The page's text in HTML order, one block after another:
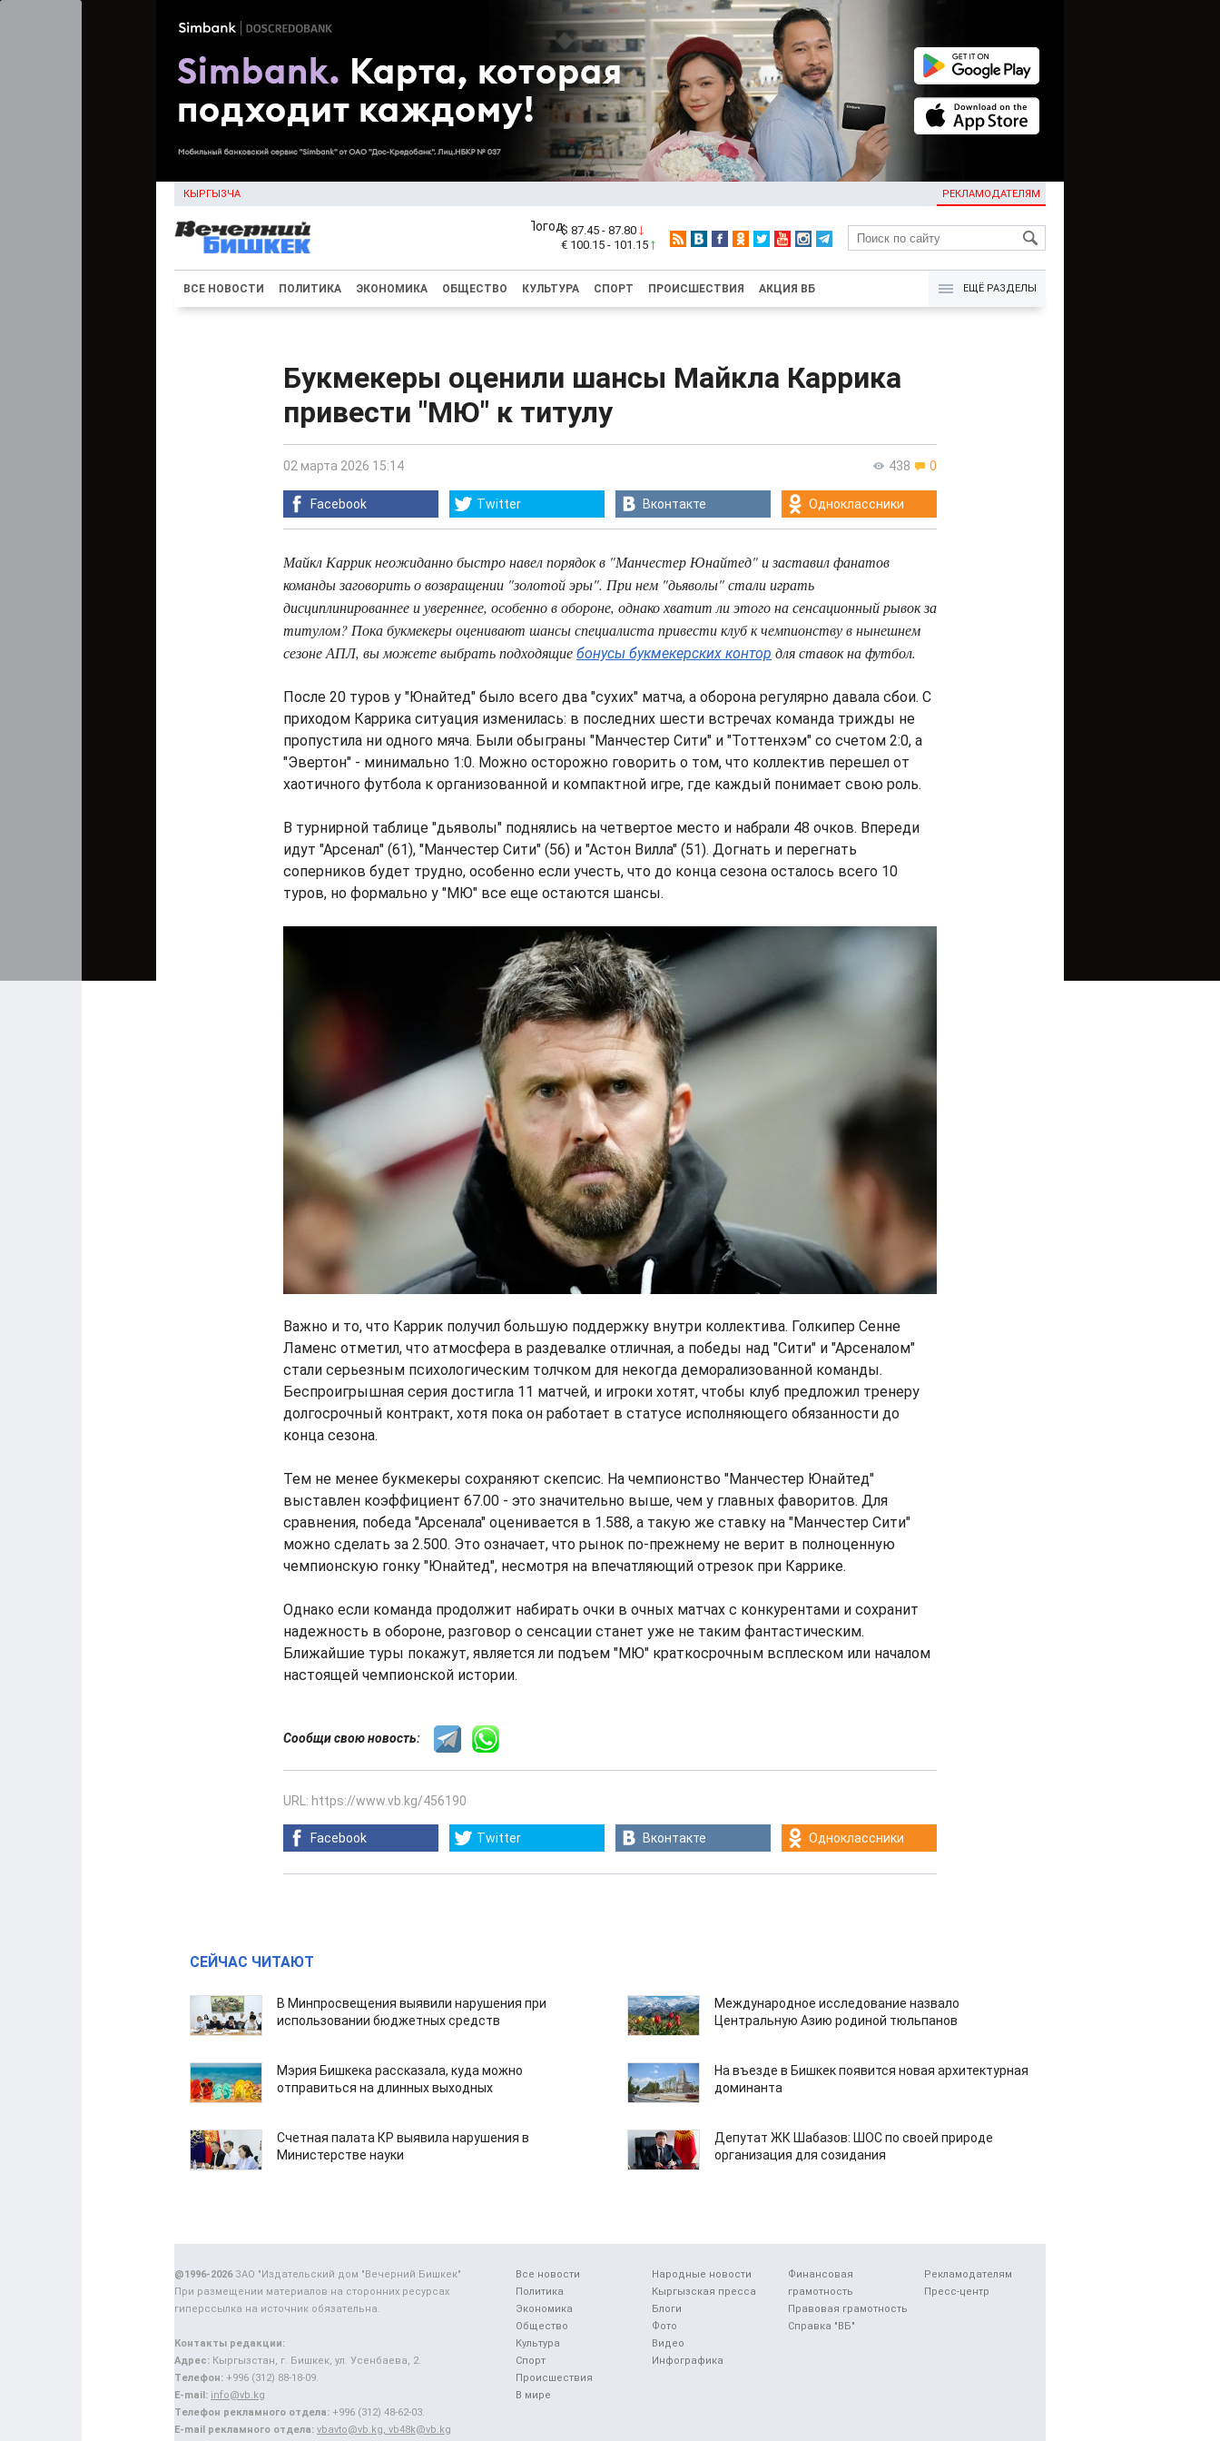
КЫРГЫЗЧА РЕКЛАМОДАТЕЛЯМ
KG
$ 87.45 - 87.80
€ 100.15 - 101.15
ВСЕ НОВОСТИ ПОЛИТИКА ЭКОНОМИКА ОБЩЕСТВО КУЛЬТУРА СПОРТ ПРОИСШЕСТВИЯ АКЦИЯ ВБ ЕЩЁ РАЗДЕЛЫ
Букмекеры оценили шансы Майкла Каррика
привести "МЮ" к титулу
438 0
02 марта 2026 15:14
Facebook Twitter Вконтакте Одноклассники
Майкл Каррик неожиданно быстро навел порядок в "Манчестер Юнайтед" и заставил фанатов
команды заговорить о возвращении "золотой эры". При нем "дьяволы" стали играть
дисциплинированнее и увереннее, особенно в обороне, однако хватит ли этого на сенсационный рывок за
титулом? Пока букмекеры оценивают шансы специалиста привести клуб к чемпионству в нынешнем
сезоне АПЛ, вы можете выбрать подходящие бонусы букмекерских контор для ставок на футбол.
После 20 туров у "Юнайтед" было всего два "сухих" матча, а оборона регулярно давала сбои. С
приходом Каррика ситуация изменилась: в последних шести встречах команда трижды не
пропустила ни одного мяча. Были обыграны "Манчестер Сити" и "Тоттенхэм" со счетом 2:0, а
"Эвертон" - минимально 1:0. Можно осторожно говорить о том, что коллектив перешел от
хаотичного футбола к организованной и компактной игре, где каждый понимает свою роль.
В турнирной таблице "дьяволы" поднялись на четвертое место и набрали 48 очков. Впереди
идут "Арсенал" (61), "Манчестер Сити" (56) и "Астон Вилла" (51). Догнать и перегнать
соперников будет трудно, особенно если учесть, что до конца сезона осталось всего 10
туров, но формально у "МЮ" все еще остаются шансы.
Важно и то, что Каррик получил большую поддержку внутри коллектива. Голкипер Сенне
Ламенс отметил, что атмосфера в раздевалке отличная, а победы над "Сити" и "Арсеналом"
стали серьезным психологическим толчком для некогда деморализованной команды.
Беспроигрышная серия достигла 11 матчей, и игроки хотят, чтобы клуб предложил тренеру
долгосрочный контракт, хотя пока он работает в статусе исполняющего обязанности до
конца сезона.
Тем не менее букмекеры сохраняют скепсис. На чемпионство "Манчестер Юнайтед"
выставлен коэффициент 67.00 - это значительно выше, чем у главных фаворитов. Для
сравнения, победа "Арсенала" оценивается в 1.588, а такую же ставку на "Манчестер Сити"
можно сделать за 2.500. Это означает, что рынок по-прежнему не верит в полноценную
чемпионскую гонку "Юнайтед", несмотря на впечатляющий отрезок при Каррике.
Однако если команда продолжит набирать очки в очных матчах с конкурентами и сохранит
надежность в обороне, разговор о сенсации станет уже не таким фантастическим.
Ближайшие туры покажут, является ли подъем "МЮ" краткосрочным всплеском или началом
настоящей чемпионской истории.
Сообщи свою новость:
URL: https://www.vb.kg/456190
Facebook Twitter Вконтакте Одноклассники
СЕЙЧАС ЧИТАЮТ
В Минпросвещения выявили нарушения при
использовании бюджетных средств
Международное исследование назвало
Центральную Азию родиной тюльпанов
Мэрия Бишкека рассказала, куда можно
отправиться на длинных выходных
На въезде в Бишкек появится новая архитектурная
доминанта
Счетная палата КР выявила нарушения в
Министерстве науки
Депутат ЖК Шабазов: ШОС по своей природе
организация для созидания
Все новости
Политика
Экономика
Общество
Культура
Спорт
Происшествия
В мире
Народные новости
Кыргызская пресса
Блоги
Фото
Видео
Инфографика
Финансовая
грамотность
Правовая грамотность
Справка "ВБ"
Рекламодателям
Пресс-центр
@1996-2026ЗАО "Издательский дом "Вечерний Бишкек"
При размещении материалов на сторонних ресурсах
гиперссылка на источник обязательна.
Контакты редакции:
Адрес: Кыргызстан, г. Бишкек, ул. Усенбаева, 2.
Телефон: +996 (312) 88-18-09.
E-mail: info@vb.kg
Телефон рекламного отдела: +996 (312) 48-62-03.
E-mail рекламного отдела: vbavto@vb.kg, vb48k@vb.kg